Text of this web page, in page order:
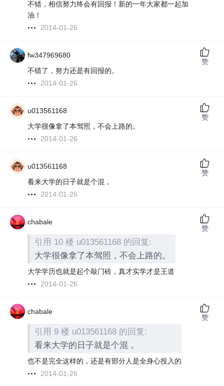
不错，相信努力终会有回报！新的一年大家都一起加
油！
2014-01-26
fw347969680
不错了，努力还是有回报的。
2014-01-26
赞
u013561168
大学很像拿了本驾照，不会上路的。
2014-01-26
赞
u013561168
看来大学的日子就是个混，
2014-01-26
赞
chabale
引用 10 楼 u013561168 的回复:
大学很像拿了本驾照，不会上路的。
大学学历也就是起个敲门砖，真才实学才是王道
2014-01-26
赞
chabale
引用 9 楼 u013561168 的回复:
看来大学的日子就是个混，
也不是完全这样的，还是有部分人是全身心投入的
2014-01-26
赞